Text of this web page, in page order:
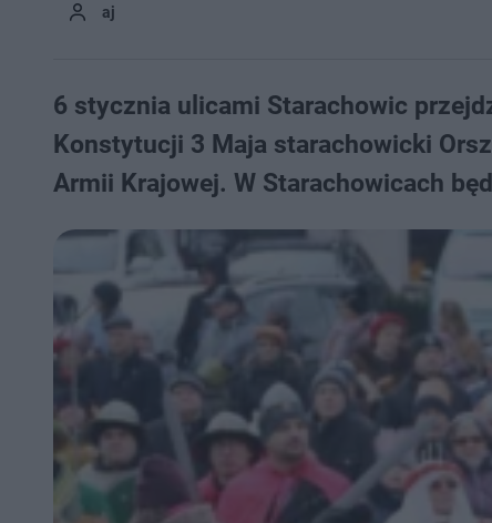
aj
6 stycznia ulicami Starachowic
Konstytucji 3 Maja starachowicki
Armii Krajowej. W Starachowicach